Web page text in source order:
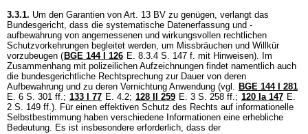
3.3.1. Um den Garantien von Art. 13 BV zu genügen, verlangt das
Bundesgericht, dass die systematische Datenerfassung und -
aufbewahrung von angemessenen und wirkungsvollen rechtlichen
Schutzvorkehrungen begleitet werden, um Missbräuchen und Willkür
vorzubeugen ( BGE 144 I 126 E. 8.3.4 S. 147 f. mit Hinweisen). Im
Zusammenhang mit polizeilichen Aufzeichnungen findet namentlich auch
die bundesgerichtliche Rechtsprechung zur Dauer von deren
Aufbewahrung und zu deren Vernichtung Anwendung (vgl. BGE 144 I 281
E. 6 S. 301 ff.; 133 I 77 E. 4.2; 128 II 259 E. 3 S. 258 ff.; 120 Ia 147 E.
2 S. 149 ff.). Für einen effektiven Schutz des Rechts auf informationelle
Selbstbestimmung haben verschiedene Informationen eine erhebliche
Bedeutung. Es ist insbesondere erforderlich, dass der